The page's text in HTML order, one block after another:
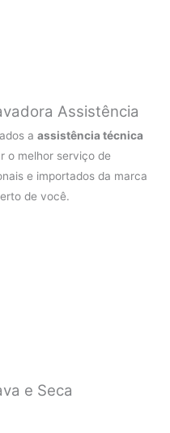
Assistência
aassistência técnica
o melhor serviço de
e importados da marca
de você.
e Seca